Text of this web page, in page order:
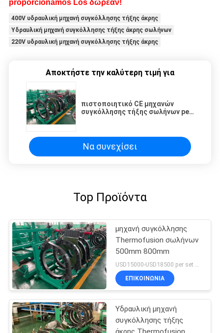
proporcionamos Los δωρεάν!
400V υδραυλική μηχανή συγκόλλησης τήξης άκρης
Υδραυλική μηχανή συγκόλλησης τήξης άκρης σωλήνων
220V υδραυλική μηχανή συγκόλλησης τήξης άκρης
Αποκτήστε την καλύτερη τιμή για
πιστοποιητικό CE μηχανών
συγκόλλησης τήξης σωλήνων pe
Να συνεχίσει
Top Προϊόντα
μηχανή συγκόλλησης
Thermofusion σωλήνων
500mm 800mm
USD15000-USD18500 per set MOQ:1SET
ΕΠΙΚΟΙΝΩΝΙΑ
Υδραυλική μηχανή
συγκόλλησης τήξης